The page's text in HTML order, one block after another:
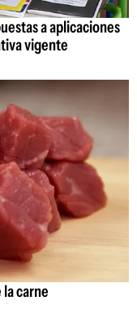
a aplicaciones
vigente
carne